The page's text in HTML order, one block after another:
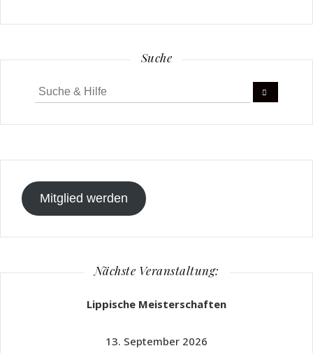
Suche
Suche
für:
Mitglied werden
Nächste Veranstaltung:
Lippische Meisterschaften
13. September 2026